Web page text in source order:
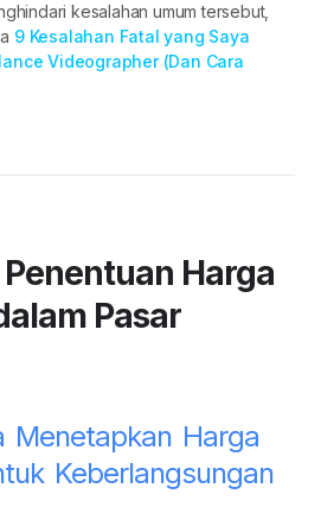
kesalahan umum tersebut,
9 Kesalahan Fatal yang Saya
Videographer (Dan Cara
Harga
Pasar
Menetapkan Harga
Keberlangsungan